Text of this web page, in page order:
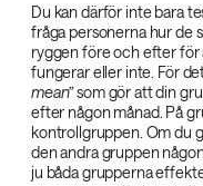
Du kan därför inte bara
fråga personerna hur de
ryggen före och efter för
fungerar eller inte. För
mean”som gör att din
efter någon månad. På
kontrollgruppen. Om du
den andra gruppen
ju båda grupperna